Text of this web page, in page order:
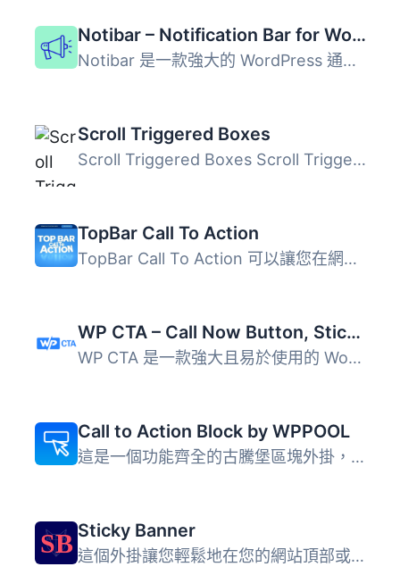
Notibar – Notification Bar for WordPress
Notibar 是一款強大的 WordPress 通知欄外掛，允許用戶同時創...
Scroll Triggered Boxes
Scroll Triggered Boxes Scroll Triggered Boxes 是一個輕量...
TopBar Call To Action
TopBar Call To Action 可以讓您在網站中加入清爽優雅的頂欄...
WP CTA – Call Now Button, Sticky Button & Call to Action Builder
WP CTA 是一款強大且易於使用的 WordPress 外掛，旨在幫助您...
Call to Action Block by WPPOOL
這是一個功能齊全的古騰堡區塊外掛，提供擴展的自定義支援和...
Sticky Banner
這個外掛讓您輕鬆地在您的網站頂部或底部顯示一個固定的公告...